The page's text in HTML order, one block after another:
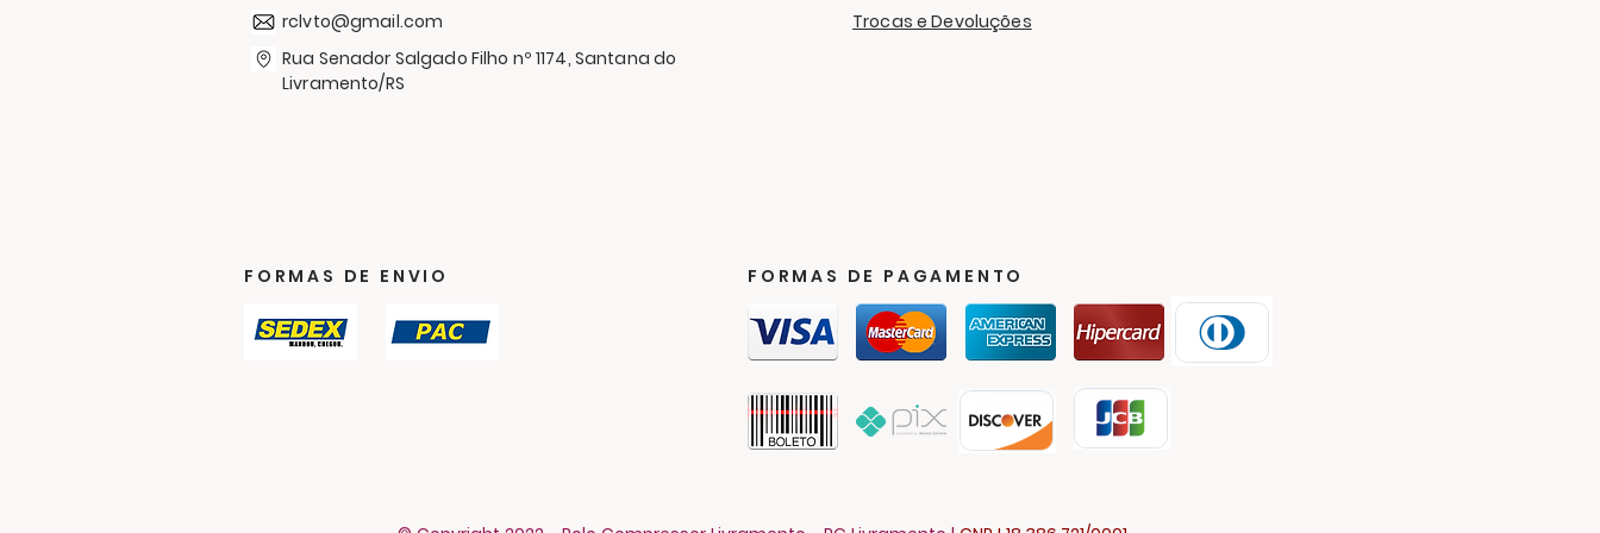
Agasalhos
Agasalhos 2026
rclvto@gmail.com
Rua Senador Salgado Filho nº 1174, Santana do
Livramento/RS
Trocas e Devoluções
FORMAS DE ENVIO FORMAS DE PAGAMENTO